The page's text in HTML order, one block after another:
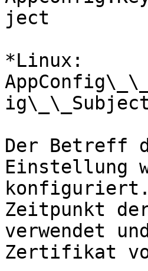
ject
*Linux:
Der Betreff
Einstellung
konfiguriert.
Zeitpunkt
verwendet
Zertifikat